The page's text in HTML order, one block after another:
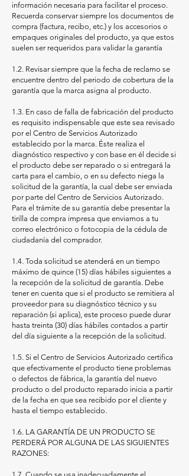
información necesaria para facilitar el proceso.
Recuerda conservar siempre los documentos de
compra (factura, recibo, etc.) y los accesorios o
empaques originales del producto, ya que estos
suelen ser requeridos para validar la garantía
1.2. Revisar siempre que la fecha de reclamo se
encuentre dentro del periodo de cobertura de la
garantía que la marca asigna al producto.
1.3. En caso de falla de fabricación del producto
es requisito indispensable que este sea revisado
por el Centro de Servicios Autorizado
establecido por la marca. Éste realiza el
diagnóstico respectivo y con base en él decide si
el producto debe ser reparado o si entregará la
carta para el cambio, o en su defecto niega la
solicitud de la garantía, la cual debe ser enviada
por parte del Centro de Servicios Autorizado.
Para el trámite de su garantía debe presentar la
tirilla de compra impresa que enviamos a tu
correo electrónico o fotocopia de la cédula de
ciudadanía del comprador.
1.4. Toda solicitud se atenderá en un tiempo
máximo de quince (15) días hábiles siguientes a
la recepción de la solicitud de garantía. Debe
tener en cuenta que si el producto se remitiera al
proveedor para su diagnóstico técnico y su
reparación (si aplica), este proceso puede durar
hasta treinta (30) días hábiles contados a partir
del día siguiente a la recepción de la solicitud.
1.5. Si el Centro de Servicios Autorizado certifica
que efectivamente el producto tiene problemas
o defectos de fábrica, la garantía del nuevo
producto o del producto reparado inicia a partir
de la fecha en que sea recibido por el cliente y
hasta el tiempo establecido.
1.6. LA GARANTÍA DE UN PRODUCTO SE
PERDERÁ POR ALGUNA DE LAS SIGUIENTES
RAZONES: